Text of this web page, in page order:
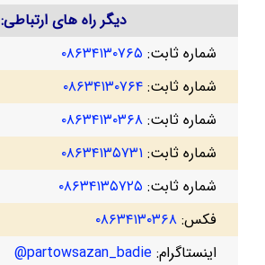
دیگر راه های ارتباطی:
شماره ثابت: ۰۸۶۳۴۱۳۰۷۶۵
شماره ثابت: ۰۸۶۳۴۱۳۰۷۶۴
شماره ثابت: ۰۸۶۳۴۱۳۰۳۶۸
شماره ثابت: ۰۸۶۳۴۱۳۵۷۳۱
شماره ثابت: ۰۸۶۳۴۱۳۵۷۲۵
فکس: ۰۸۶۳۴۱۳۰۳۶۸
اینستاگرام: partowsazan_badie@